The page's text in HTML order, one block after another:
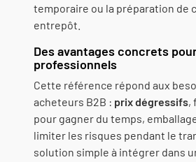
temporaire ou la préparation de
entrepôt.
Des avantages concrets
professionnels
Cette référence répond aux
acheteurs B2B : prix dégressifs,
pour gagner du temps,
limiter les risques pendant le
solution simple à intégrer dans